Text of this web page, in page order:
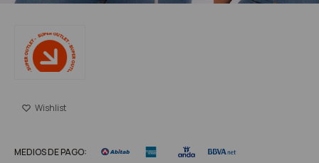
MEDIOS DE PAGO: